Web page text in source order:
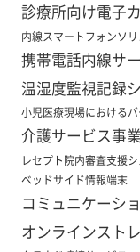
診療所向け電子
内線スマートフォンソ
携帯電話内線サ
温湿度監視記録
小児医療現場における
介護サービス事
レセプト院内審査支援
ベッドサイド情報端末
コミュニケーシ
オンラインスト